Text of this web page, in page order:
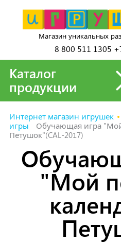
Магазин уникальных
8 800 511 1305
Каталог
продукции
Интернет магазин игрушек
игры
Обучающая игра
Петушок"(CAL-2017)
"Мой